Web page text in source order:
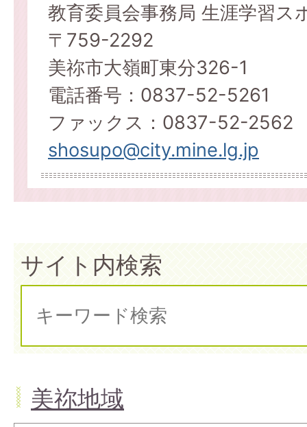
教育委員会事務局 生涯学習ス
〒759-2292
美祢市大嶺町東分326-1
電話番号：0837-52-5261
ファックス：0837-52-2562
shosupo@city.mine.lg.jp
サイト内検索
美祢地域